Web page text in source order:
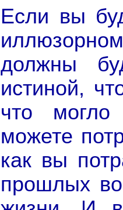
Если вы
должны
истиной,
что
можете
как вы
прошлых